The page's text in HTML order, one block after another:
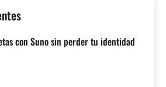
con Suno sin perder tu identidad